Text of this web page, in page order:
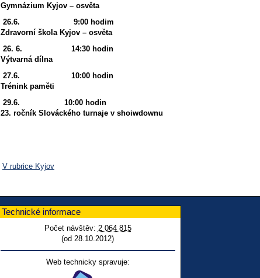
Gymnázium Kyjov – osvěta
26.6. 9:00 hodim
Zdravorní škola Kyjov – osvěta
26. 6. 14:30 hodin
Výtvarná dílna
27.6. 10:00 hodin
Trénink paměti
29.6. 10:00 hodin
23. ročník Slováckého turnaje v shoiwdownu
V rubrice Kyjov
Technické informace
Počet návštěv: 2 064 815
(od 28.10.2012)
Web technicky spravuje: